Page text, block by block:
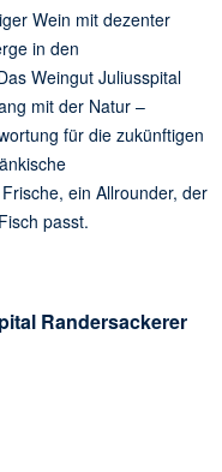
Wein mit dezenter
in den
Weingut Juliusspital
mit der Natur –
für die zukünftigen
ein Allrounder, der
passt.
Randersackerer